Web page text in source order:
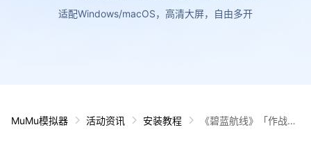
适配Windows/macOS，高清大屏，自由多开
MuMu模拟器 活动资讯 安装教程
《碧蓝航线》「作战准